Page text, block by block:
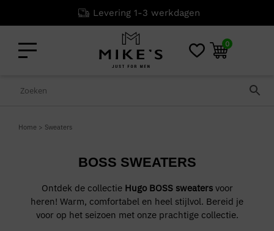
Levering 1-3 werkdagen
0
Home > Sweaters
BOSS SWEATERS
Ontdek de collectie Hugo BOSS sweatersvoor
heren! Warm, comfortabel en heel stijlvol. Bereid je
voor op het seizoen met onze prachtige collectie.